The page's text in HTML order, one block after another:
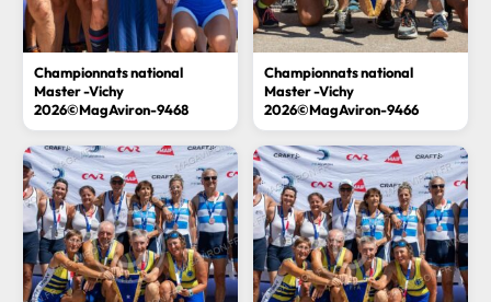
Championnats national
Master -Vichy
2026©MagAviron-9468
Championnats national
Master -Vichy
2026©MagAviron-9466